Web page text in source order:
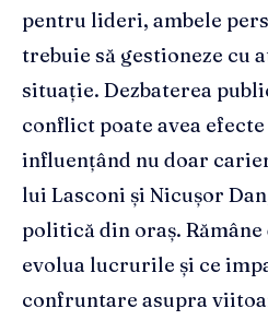
pentru lideri, ambele
trebuie să gestioneze cu
situație. Dezbaterea
conflict poate avea
influențând nu doar
lui Lasconi și Nicușor
politică din oraș.
evolua lucrurile și ce
confruntare asupra